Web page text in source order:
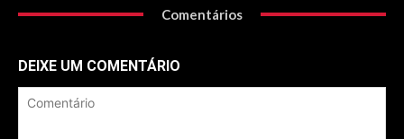
Comentários
DEIXE UM COMENTÁRIO